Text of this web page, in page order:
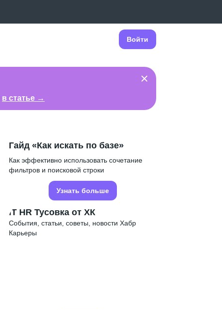
Войти
в статье →
Гайд «Как искать по базе»
Как эффективно использовать сочетание
фильтров и поисковой строки
Узнать больше
IT HR Тусовка от ХК
События, статьи, советы, новости Хабр
Карьеры